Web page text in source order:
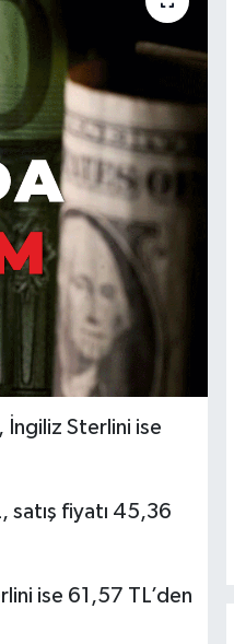
Sterlini ise
satış fiyatı 45,36
ise 61,57 TL’den